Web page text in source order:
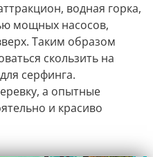
водная горка,
мощных насосов,
Таким образом
скользить на
серфинга.
а опытные
и красиво